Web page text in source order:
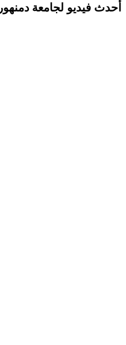
أحدث فيديو لجامعة دمنهور